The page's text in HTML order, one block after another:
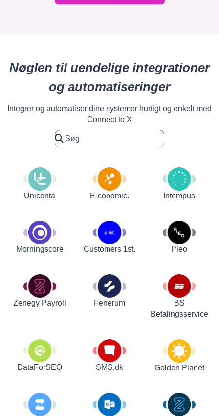
Nøglen til uendelige integrationer
og automatiseringer
Integrer og automatiser dine systemer hurtigt og enkelt med
Connect to X
Uniconta E-conomic. Intempus
Morningscore Customers 1st. Pleo
Zenegy Payroll Fenerum
BS
Betalingsservice
DataForSEO SMS.dk Golden Planet